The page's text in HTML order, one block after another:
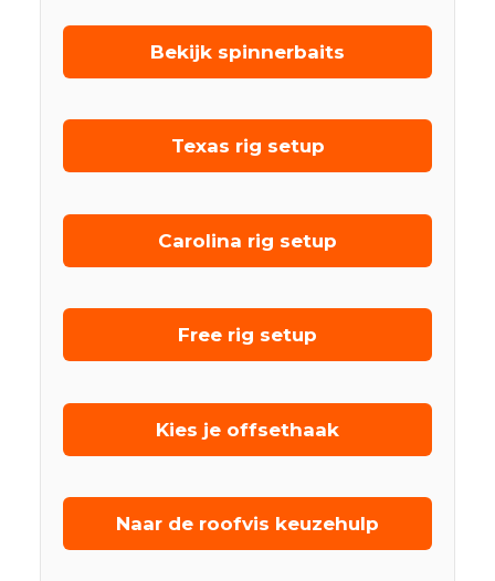
Bekijk spinnerbaits
Texas rig setup
Carolina rig setup
Free rig setup
Kies je offsethaak
Naar de roofvis keuzehulp